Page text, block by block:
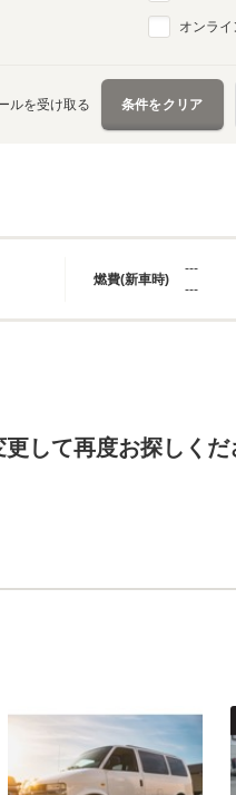
オンラ
ルを受け取る 条件をクリア
燃費(新車時)
---
---
して再度お探しくだ